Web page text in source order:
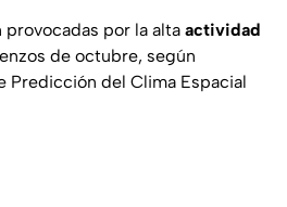
por la alta actividad
de octubre, según
Predicción del Clima Espacial